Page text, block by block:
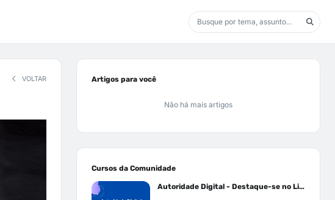
VOLTAR Artigos para você
Não há mais artigos
Cursos da Comunidade
Autoridade Digital - Destaque-se no Linkedin